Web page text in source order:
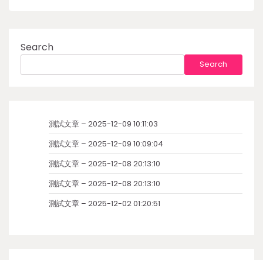
Search
Search
測試文章 – 2025-12-09 10:11:03
測試文章 – 2025-12-09 10:09:04
測試文章 – 2025-12-08 20:13:10
測試文章 – 2025-12-08 20:13:10
測試文章 – 2025-12-02 01:20:51